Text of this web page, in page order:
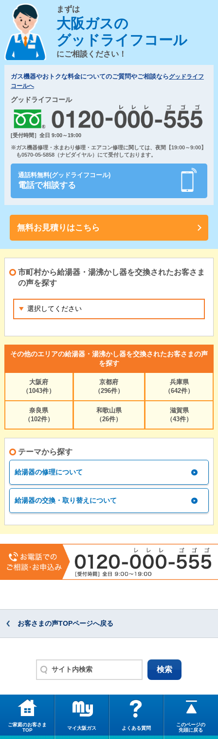
まずは
大阪ガスの
グッドライフコール
にご相談ください！
ガス機器やおトクな料金についてのご質問やご相談ならグッドライフ
コールへ
グッドライフコール
[受付時間］全日 9:00～19:00
※ガス機器修理・水まわり修理・エアコン修理に関しては、夜間【19:00～9:00】
も0570-05-5858（ナビダイヤル）にて受付しております。
通話料無料(グッドライフコール)
電話で相談する
無料お見積りはこちら
市町村から給湯器・湯沸かし器を交換されたお客さま
の声を探す
その他のエリアの給湯器・湯沸かし器を交換されたお客さまの声
を探す
大阪府
（1043件）
京都府
（296件）
兵庫県
（642件）
奈良県
（102件）
和歌山県
（26件）
滋賀県
（43件）
テーマから探す
給湯器の修理について
給湯器の交換・取り替えについて
お客さまの声TOPページへ戻る
ご家庭のお客さま
TOP
マイ大阪ガス よくある質問
このページの
先頭に戻る